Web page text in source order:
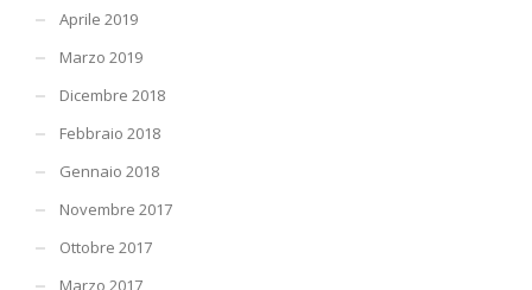
Aprile 2019
Marzo 2019
Dicembre 2018
Febbraio 2018
Gennaio 2018
Novembre 2017
Ottobre 2017
Marzo 2017